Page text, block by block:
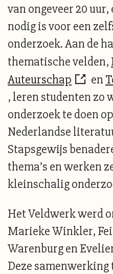
van ongeveer 20
nodig is voor een
onderzoek. Aan de
thematische velden,
Auteurschap
en
, leren studenten zo
onderzoek te doen
Nederlandse
Stapsgewijs
thema’s en werken
kleinschalig
Het Veldwerk werd
Marieke Winkler,
Warenburg en
Deze